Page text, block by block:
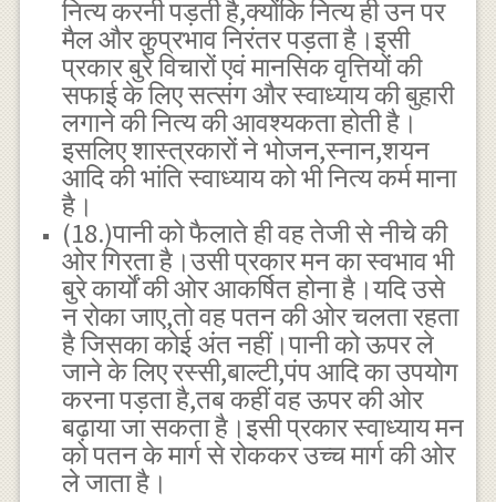
नित्य करनी पड़ती है,क्योंकि नित्य ही उन पर
मैल और कुप्रभाव निरंतर पड़ता है।इसी
प्रकार बुरे विचारों एवं मानसिक वृत्तियों की
सफाई के लिए सत्संग और स्वाध्याय की बुहारी
लगाने की नित्य की आवश्यकता होती है।
इसलिए शास्त्रकारों ने भोजन,स्नान,शयन
आदि की भांति स्वाध्याय को भी नित्य कर्म माना
है।
(18.)पानी को फैलाते ही वह तेजी से नीचे की
ओर गिरता है।उसी प्रकार मन का स्वभाव भी
बुरे कार्यों की ओर आकर्षित होना है।यदि उसे
न रोका जाए,तो वह पतन की ओर चलता रहता
है जिसका कोई अंत नहीं।पानी को ऊपर ले
जाने के लिए रस्सी,बाल्टी,पंप आदि का उपयोग
करना पड़ता है,तब कहीं वह ऊपर की ओर
बढ़ाया जा सकता है।इसी प्रकार स्वाध्याय मन
को पतन के मार्ग से रोककर उच्च मार्ग की ओर
ले जाता है।